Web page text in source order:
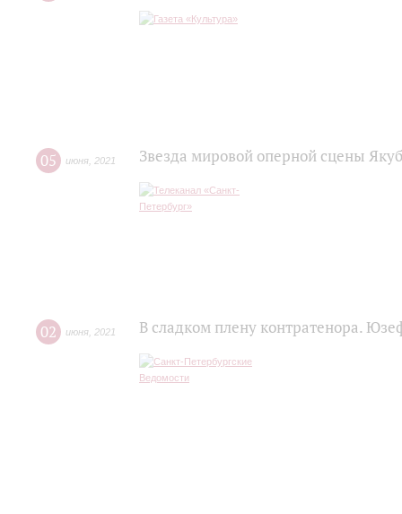
05 июня 2021 Звезда мировой оперной сцены
02 июня 2021 В сладком плену контратенора.